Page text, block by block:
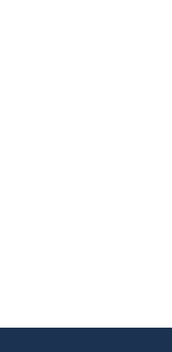
ហា​ផ្ទៃពោះ​ដទៃ​ផ្សេង​ទៀត​។​​​​
អាង​ត្រគាក​ ឬ​ប្រដាប់​ភេទ -
ោះ​ ចុក​ដូច​ពេល​មាន​រដូវ ​ឆ្អល់​